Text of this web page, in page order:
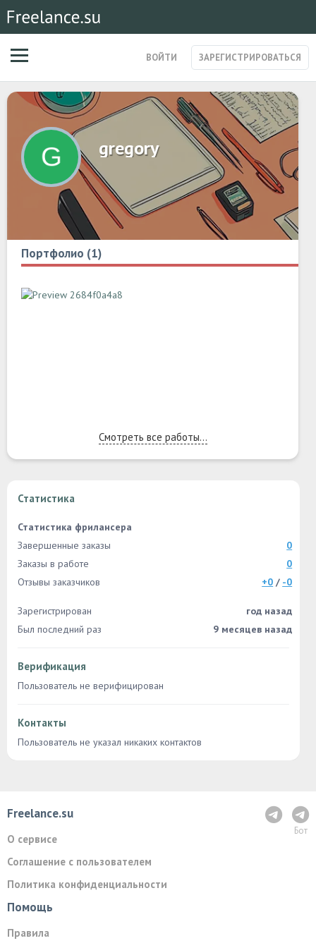
ВОЙТИ ЗАРЕГИСТРИРОВАТЬСЯ
ЗАКАЗЫ
МАГАЗИН УСЛУГ
СПЕЦИАЛИСТЫ
СТАРТАПЫ
ПОСТЫ
gregory
Портфолио (1)
Смотреть все работы...
Статистика
Статистика фрилансера
Завершенные заказы
0
Заказы в работе
0
Отзывы заказчиков
+0 / -0
Зарегистрирован
год назад
Был последний раз
9 месяцев назад
Верификация
Пользователь не верифицирован
Контакты
Пользователь не указал никаких контактов
Бот
Freelance.su
О сервисе
Соглашение с пользователем
Политика конфиденциальности
Помощь
Правила